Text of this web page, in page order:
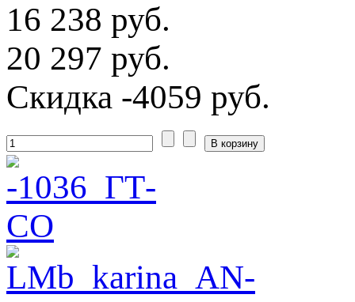
16 238 руб.
20 297 руб.
Скидка -4059 руб.